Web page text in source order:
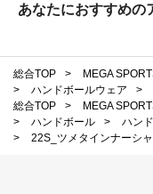
あなたにおすすめの
総合TOP > MEGA
>
ハンドボールウェア >
総合TOP
> MEGA
>
ハンドボール >
ハン
>
22S_ツメタインナーシ